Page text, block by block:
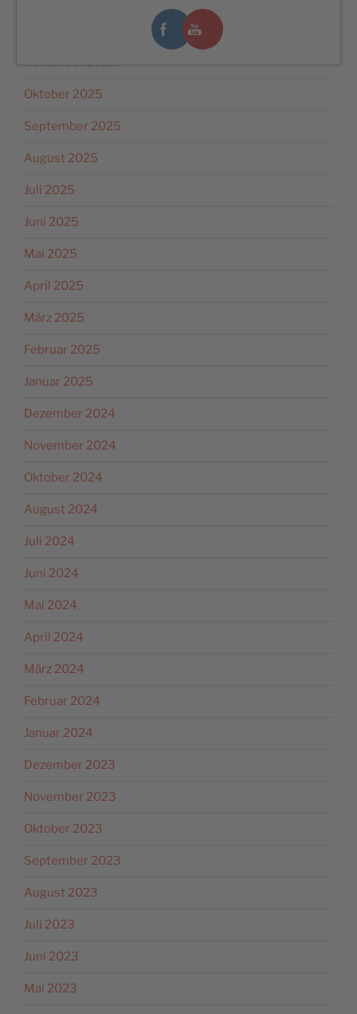
November 2025
Oktober 2025
September 2025
August 2025
Juli 2025
Juni 2025
Mai 2025
April 2025
März 2025
Februar 2025
Januar 2025
Dezember 2024
November 2024
Oktober 2024
August 2024
Juli 2024
Juni 2024
Mai 2024
April 2024
März 2024
Februar 2024
Januar 2024
Dezember 2023
November 2023
Oktober 2023
September 2023
August 2023
Juli 2023
Juni 2023
Mai 2023